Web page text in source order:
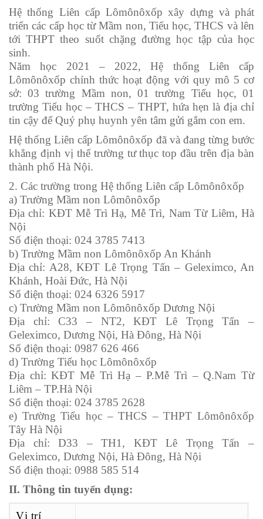
Hệ thống Liên cấp Lômônôxốp xây dựng và phát
triển các cấp học từ Mầm non, Tiểu học, THCS và lên
tới THPT theo suốt chặng đường học tập của học
sinh.
Năm học 2021 – 2022, Hệ thống Liên cấp
Lômônôxốp chính thức hoạt động với quy mô 5 cơ
sở: 03 trường Mầm non, 01 trường Tiểu học, 01
trường Tiểu học – THCS – THPT, hứa hẹn là địa chỉ
tin cậy để Quý phụ huynh yên tâm gửi gắm con em.
Hệ thống Liên cấp Lômônôxốp đã và đang từng bước
khẳng định vị thế trường tư thục top đầu trên địa bàn
thành phố Hà Nội.
2. Các trường trong Hệ thống Liên cấp Lômônôxốp
a) Trường Mầm non Lômônôxốp
Địa chỉ: KĐT Mễ Trì Hạ, Mễ Trì, Nam Từ Liêm, Hà
Nội
Số điện thoại: 024 3785 7413
b) Trường Mầm non Lômônôxốp An Khánh
Địa chỉ: A28, KĐT Lê Trọng Tấn – Geleximco, An
Khánh, Hoài Đức, Hà Nội
Số điện thoại: 024 6326 5917
c) Trường Mầm non Lômônôxốp Dương Nội
Địa chỉ: C33 – NT2, KĐT Lê Trọng Tấn –
Geleximco, Dương Nội, Hà Đông, Hà Nội
Số điện thoại: 0987 626 466
d) Trường Tiểu học Lômônôxốp
Địa chỉ: KĐT Mễ Trì Hạ – P.Mễ Trì – Q.Nam Từ
Liêm – TP.Hà Nội
Số điện thoại: 024 3785 2628
e) Trường Tiểu học – THCS – THPT Lômônôxốp
Tây Hà Nội
Địa chỉ: D33 – TH1, KĐT Lê Trọng Tấn –
Geleximco, Dương Nội, Hà Đông, Hà Nội
Số điện thoại: 0988 585 514
II. Thông tin tuyển dụng:
Vị trí